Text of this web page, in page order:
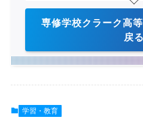
専修学校クラーク高
戻る
学習・教育